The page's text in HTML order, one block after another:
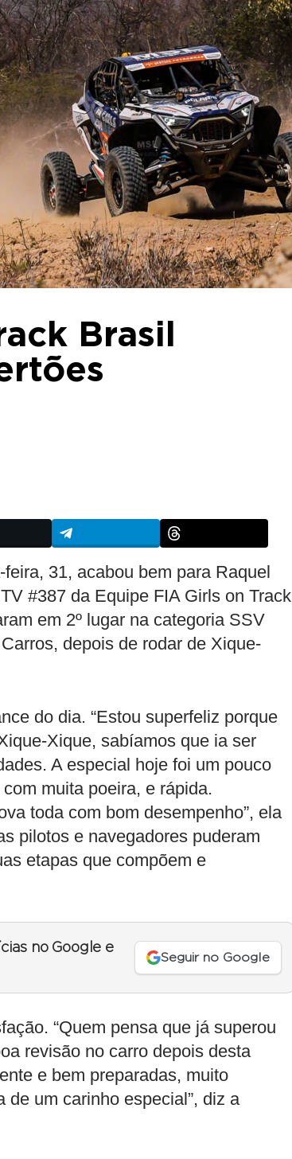
Brasil
31, acabou bem para Raquel
#387 da Equipe FIA Girls on Track
em 2º lugar na categoria SSV
depois de rodar de Xique-
do dia. “Estou superfeliz porque
Xique, sabíamos que ia ser
A especial hoje foi um pouco
muita poeira, e rápida.
toda com bom desempenho”, ela
pilotos e navegadores puderam
etapas que compõem e
no Google e
Seguir no Google
“Quem pensa que já superou
revisão no carro depois desta
e bem preparadas, muito
um carinho especial”, diz a